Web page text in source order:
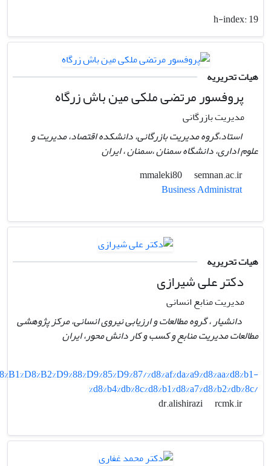
h-index:19
هیات تحریریه
پروفسور مرتضی ملکی مین باش زرگاه
مدیریت بازرگانی
استاد،گروه مدیریت بازرگانی، دانشکده اقتصاد، مدیریت و
علوم اداری، دانشگاه سمنان ،سمنان ، ایران
mmaleki80
semnan.ac.ir
Business Administrat
هیات تحریریه
دکتر علی شیرازی
مدیریت منابع انسانی
دانشیار ، گروه مطالعات و ارزیابی نیروی انسانی، مرکز پژوهشی
مطالعات مدیریت منابع و کسب و کار دانش محور، ایران
%d8%af%da%a9%d8%aa%d8%b1-
%d8%b4%db%8c%d8%b1%d8%a7%d8%b2%db%8c/
dr.alishirazi
rcmk.ir